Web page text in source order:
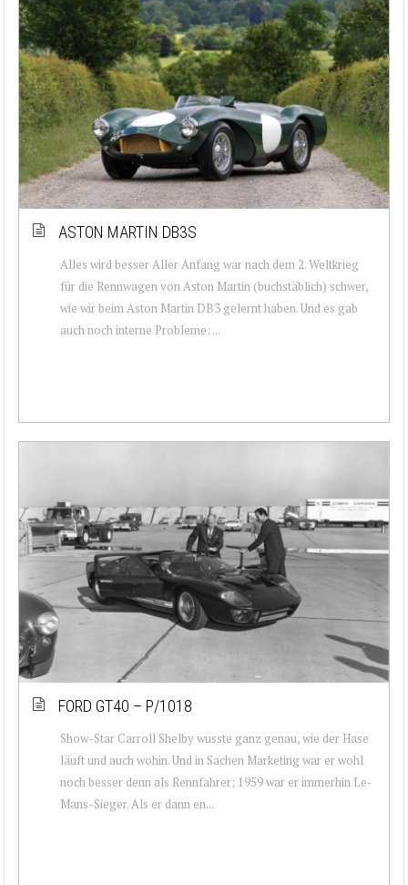
ASTON MARTIN DB3S
Alles wird besser Aller Anfang war nach dem 2. Weltkrieg
für die Rennwagen von Aston Martin (buchstäblich) schwer,
wie wir beim Aston Martin DB3 gelernt haben. Und es gab
auch noch interne Probleme: ...
FORD GT40 – P/1018
Show-Star Carroll Shelby wusste ganz genau, wie der Hase
läuft und auch wohin. Und in Sachen Marketing war er wohl
noch besser denn als Rennfahrer; 1959 war er immerhin Le-
Mans-Sieger. Als er dann en...